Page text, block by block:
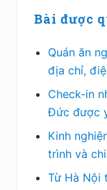
Bài được
Quán ăn
địa chỉ,
Check-in
Đức được
Kinh
trình và
Từ Hà Nội